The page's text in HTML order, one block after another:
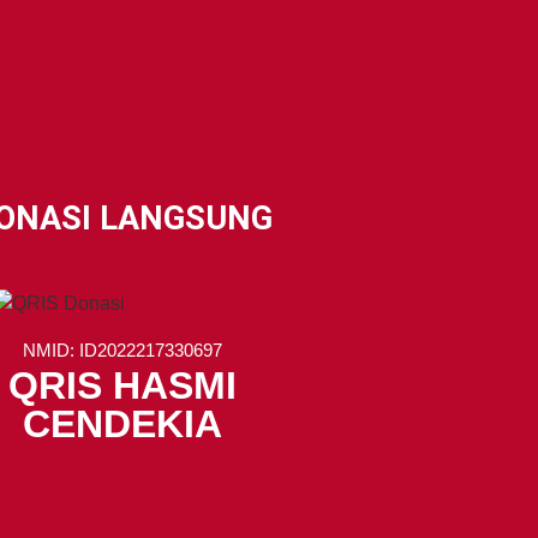
LANGSUNG
NMID: ID2022217330697
QRIS HASMI
CENDEKIA